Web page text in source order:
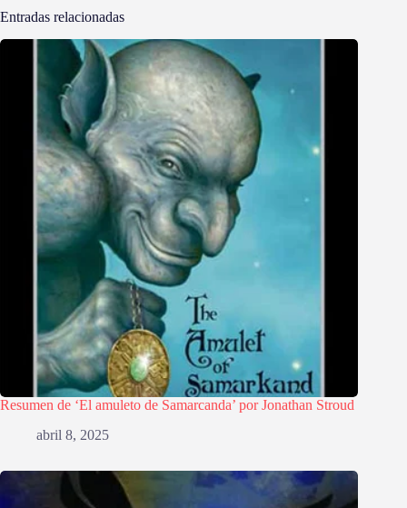
Entradas relacionadas
Resumen de ‘El amuleto de Samarcanda’ por Jonathan Stroud
abril 8, 2025